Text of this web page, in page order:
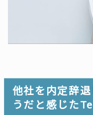
他社を内定辞
うだと感じた